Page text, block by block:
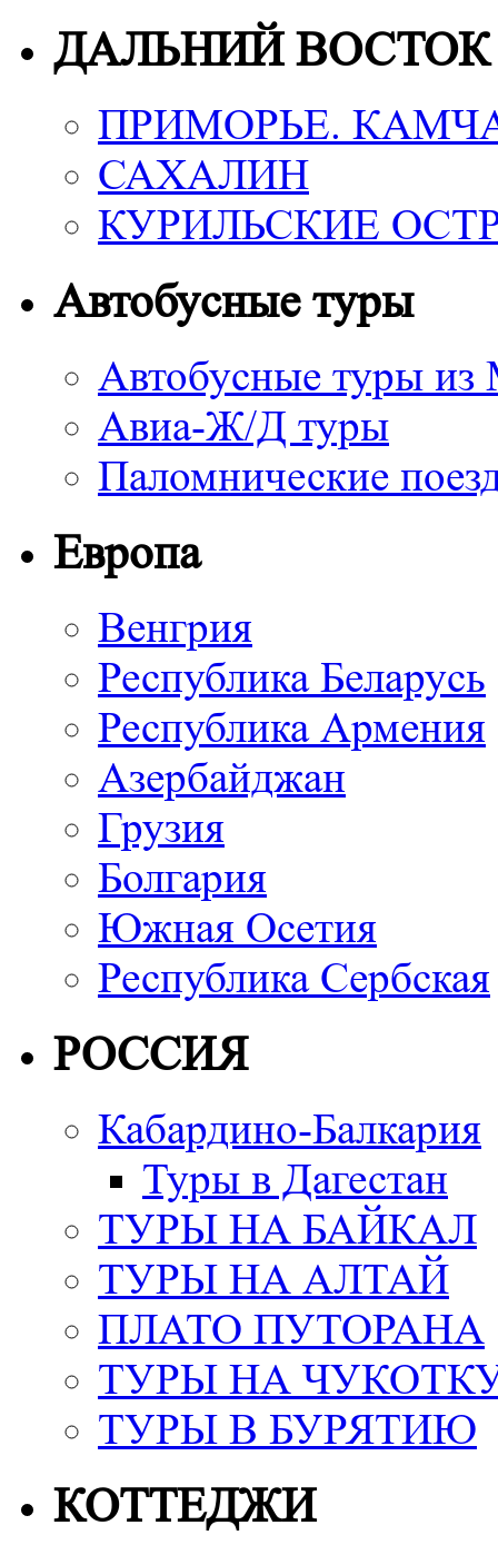
ДАЛЬНИЙ ВОСТОК
ПРИМОРЬЕ.
САХАЛИН
КУРИЛЬСКИЕ
Автобусные туры
Автобусные туры
Авиа-Ж/Д туры
Паломнические
Европа
Венгрия
Республика Беларусь
Республика Армения
Азербайджан
Грузия
Болгария
Южная Осетия
Республика Сербская
РОССИЯ
Кабардино-Балкария
Туры в Дагестан
ТУРЫ НА БАЙКАЛ
ТУРЫ НА АЛТАЙ
ПЛАТО ПУТОРАНА
ТУРЫ НА
ТУРЫ В БУРЯТИЮ
КОТТЕДЖИ